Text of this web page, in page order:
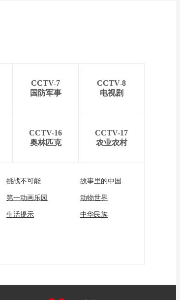
CCTV-7
国防军事
CCTV-8
电视剧
CCTV-16
奥林匹克
CCTV-17
农业农村
挑战不可能 故事里的中国
第一动画乐园 动物世界
生活提示 中华民族